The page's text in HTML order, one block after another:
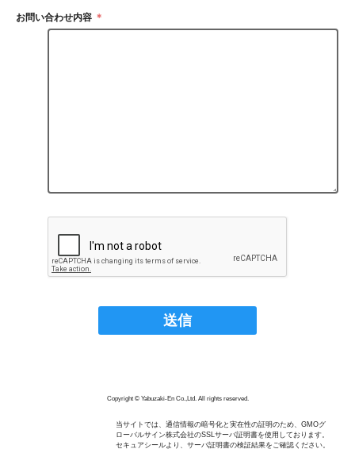
お問い合わせ内容 ＊
Copyright © Yabuzaki-En Co.,Ltd. All rights reserved.
当サイトでは、通信情報の暗号化と実在性の証明のため、GMOグ
ローバルサイン株式会社のSSLサーバ証明書を使用しております。
セキュアシールより、サーバ証明書の検証結果をご確認ください。